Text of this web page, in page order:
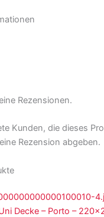
Rezensionen.
Kunden, die dieses
Rezension abgeben.
Decke – Porto –